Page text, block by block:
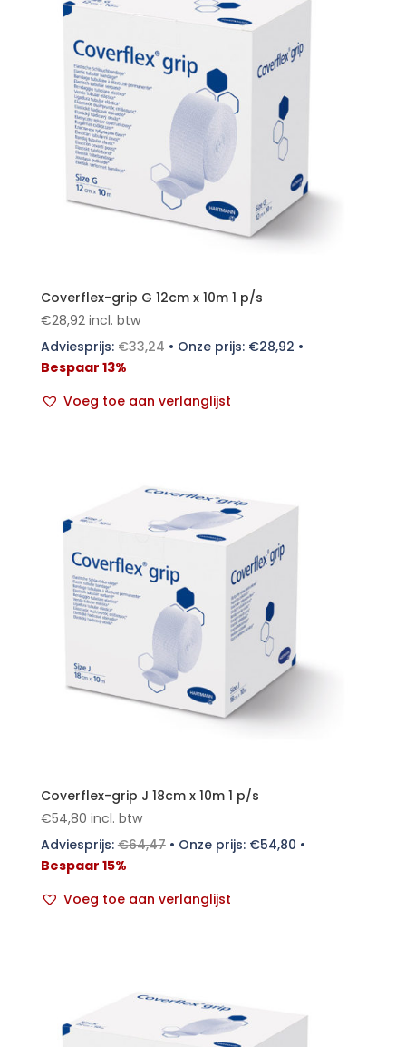
Coverflex-grip G 12cm x 10m 1 p/s
€28,92 incl. btw
Adviesprijs:€33,24• Onze prijs: €28,92 •
Bespaar 13%
Voeg toe aan verlanglijst
Coverflex-grip J 18cm x 10m 1 p/s
€54,80 incl. btw
Adviesprijs:€64,47• Onze prijs: €54,80 •
Bespaar 15%
Voeg toe aan verlanglijst